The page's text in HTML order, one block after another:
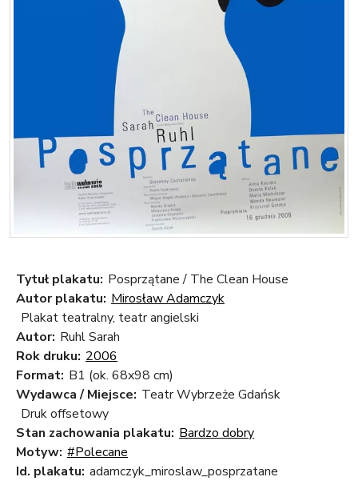
Tytuł plakatu: Posprzątane / The Clean House
Autor plakatu: Mirosław Adamczyk
Plakat teatralny, teatr angielski
Autor: Ruhl Sarah
Rok druku: 2006
Format: B1 (ok. 68x98 cm)
Wydawca / Miejsce: Teatr Wybrzeże Gdańsk
Druk offsetowy
Stan zachowania plakatu: Bardzo dobry
Motyw: #Polecane
Id. plakatu: adamczyk_miroslaw_posprzatane